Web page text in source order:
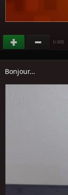
(+110)
Bonjour...